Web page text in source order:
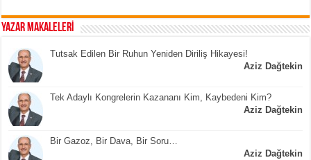
YAZAR MAKALELERİ
Tutsak Edilen Bir Ruhun Yeniden Diriliş Hikayesi!
Aziz Dağtekin
Tek Adaylı Kongrelerin Kazananı Kim, Kaybedeni Kim?
Aziz Dağtekin
Bir Gazoz, Bir Dava, Bir Soru…
Aziz Dağtekin